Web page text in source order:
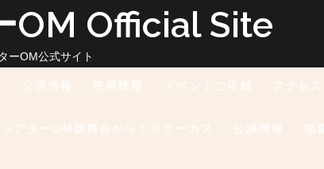
OM Official Site
ーOM公式サイト